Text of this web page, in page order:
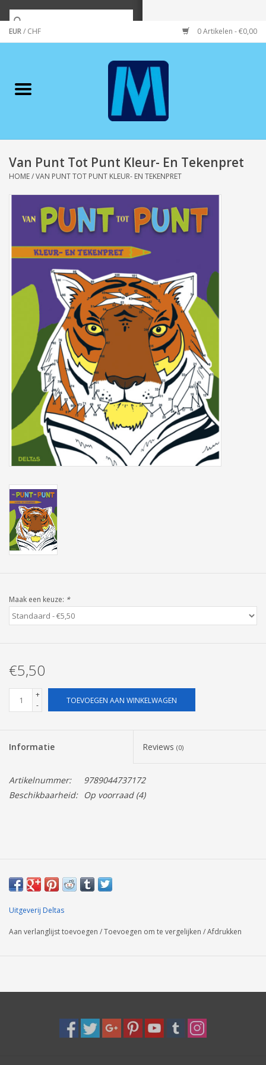
EUR/ CHF 0 Artikelen - €0,00
Merken
Wonen/koken/huishouden
Wenskaarten
Zeeuws/Streek
Tassen/Portemonnee
Elektra
Baby & Peuter
Speelgoed & hobby
Cadeau & feest
Contact/Locatie
Veiligheid
Pasen
Van Punt Tot Punt Kleur- En Tekenpret
HOME/VAN PUNT TOT PUNT KLEUR- EN TEKENPRET
Maak een keuze: *
€5,50
+
-
TOEVOEGEN AAN WINKELWAGEN
Informatie Reviews (0)
Artikelnummer:
9789044737172
Beschikbaarheid:
Op voorraad(4)
Uitgeverij Deltas
Aan verlanglijst toevoegen /Toevoegen om te vergelijken /Afdrukken